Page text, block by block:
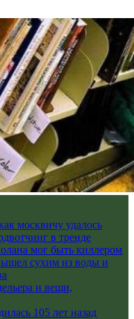
москвичу удалось
в тренде
мог быть киллером
сухим из воды и
и вещи,
105 лет назад